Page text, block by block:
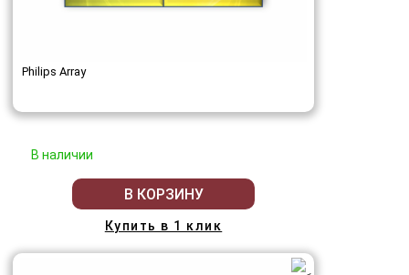
Philips Array
В наличии
В КОРЗИНУ
Купить в 1 клик